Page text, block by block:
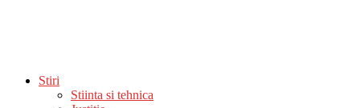
Stiri
Stiinta si tehnica